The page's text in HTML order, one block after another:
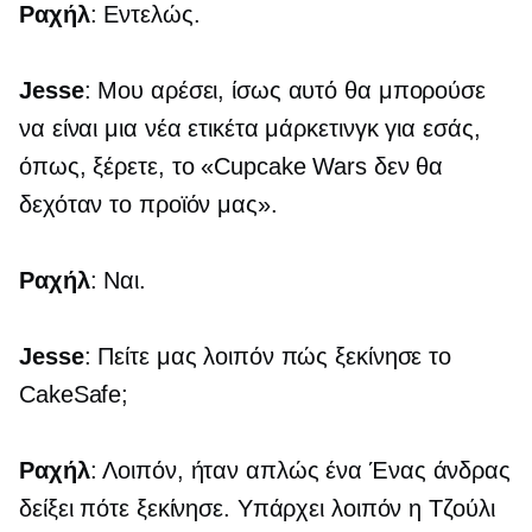
Ραχήλ: Εντελώς.
Jesse: Μου αρέσει, ίσως αυτό θα μπορούσε
να είναι μια νέα ετικέτα μάρκετινγκ για εσάς,
όπως, ξέρετε, το «Cupcake Wars δεν θα
δεχόταν το προϊόν μας».
Ραχήλ: Ναι.
Jesse: Πείτε μας λοιπόν πώς ξεκίνησε το
CakeSafe;
Ραχήλ: Λοιπόν, ήταν απλώς ένα Ένας άνδρας
δείξει πότε ξεκίνησε. Υπάρχει λοιπόν η Τζούλι